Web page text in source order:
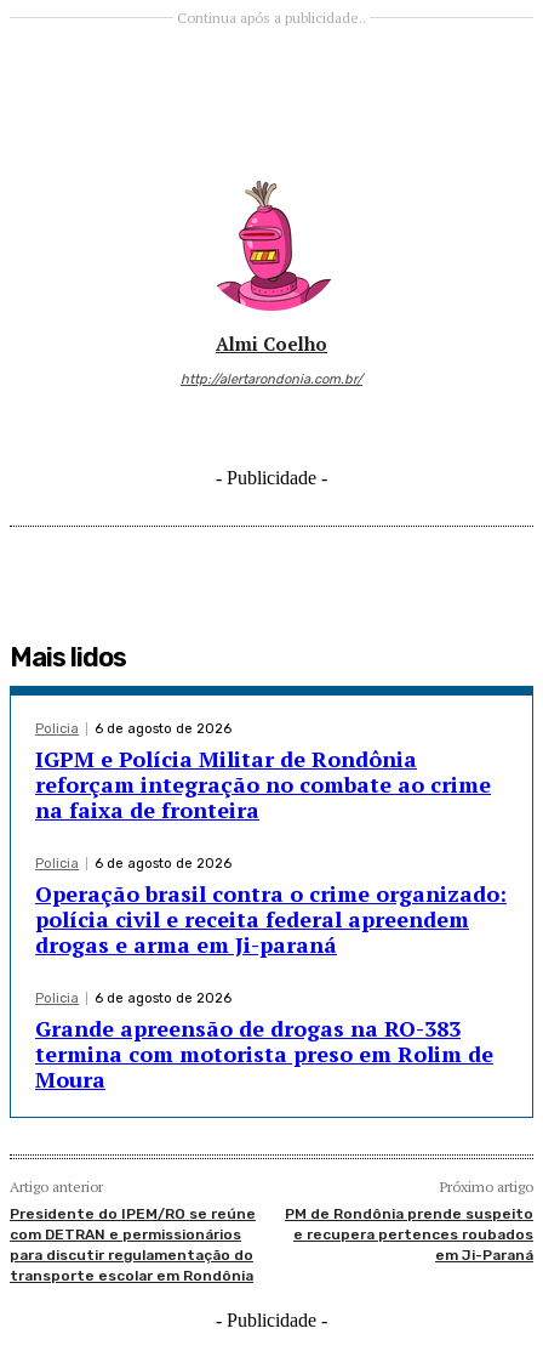
Continua após a publicidade..
Almi Coelho
http://alertarondonia.com.br/
- Publicidade -
Mais lidos
Policia 6 de agosto de 2026
IGPM e Polícia Militar de Rondônia
reforçam integração no combate ao crime
na faixa de fronteira
Policia 6 de agosto de 2026
Operação brasil contra o crime organizado:
polícia civil e receita federal apreendem
drogas e arma em Ji-paraná
Policia 6 de agosto de 2026
Grande apreensão de drogas na RO-383
termina com motorista preso em Rolim de
Moura
Artigo anterior
Presidente do IPEM/RO se reúne
com DETRAN e permissionários
para discutir regulamentação do
transporte escolar em Rondônia
Próximo artigo
PM de Rondônia prende suspeito
e recupera pertences roubados
em Ji-Paraná
- Publicidade -